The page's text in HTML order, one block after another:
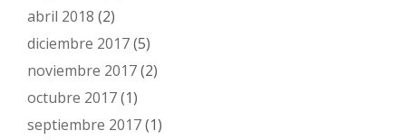
abril 2018 (2)
diciembre 2017(5)
noviembre 2017(2)
octubre 2017(1)
septiembre 2017(1)